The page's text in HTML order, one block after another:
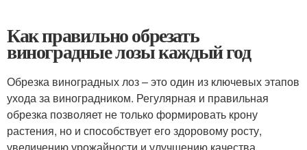
Как правильно обрезать
виноградные лозы каждый год
Обрезка виноградных лоз – это один из ключевых этапов
ухода за виноградником. Регулярная и правильная
обрезка позволяет не только формировать крону
растения, но и способствует его здоровому росту,